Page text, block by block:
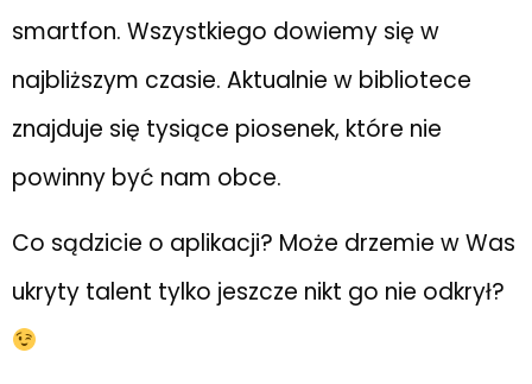
smartfon. Wszystkiego dowiemy się w
najbliższym czasie. Aktualnie w bibliotece
znajduje się tysiące piosenek, które nie
powinny być nam obce.
Co sądzicie o aplikacji? Może drzemie w Was
ukryty talent tylko jeszcze nikt go nie odkrył?